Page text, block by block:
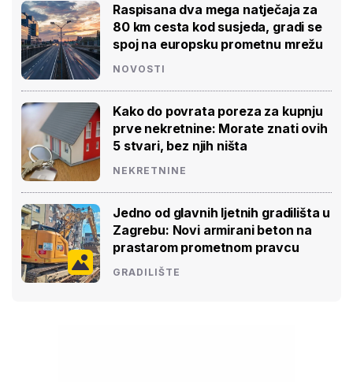
Raspisana dva mega natječaja za
80 km cesta kod susjeda, gradi se
spoj na europsku prometnu mrežu
NOVOSTI
Kako do povrata poreza za kupnju
prve nekretnine: Morate znati ovih
5 stvari, bez njih ništa
NEKRETNINE
Jedno od glavnih ljetnih gradilišta u
Zagrebu: Novi armirani beton na
prastarom prometnom pravcu
GRADILIŠTE